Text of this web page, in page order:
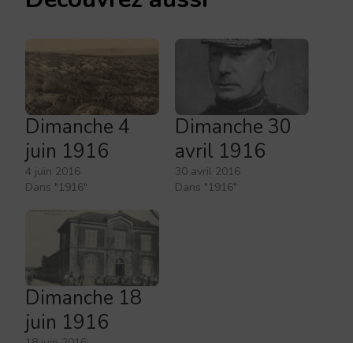
Dimanche 4
juin 1916
4 juin 2016
Dans "1916"
Dimanche 30
avril 1916
30 avril 2016
Dans "1916"
Dimanche 18
juin 1916